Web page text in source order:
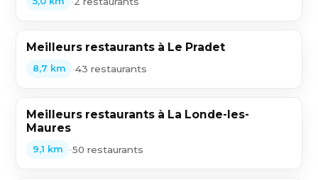
Meilleurs restaurants à Le Pradet
8,7 km •43 restaurants
Meilleurs restaurants à La Londe-les-
Maures
9,1 km •50 restaurants